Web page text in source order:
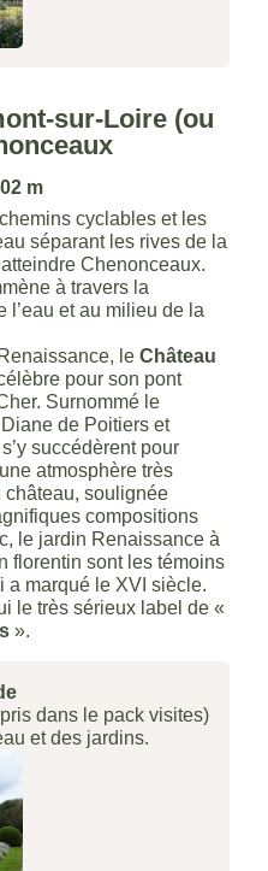
sur-Loire (ou
m
cyclables et les
séparant les rives de la
Chenonceaux.
à travers la
l’eau et au milieu de la
le Château
pour son pont
Surnommé le
de Poitiers et
succédèrent pour
atmosphère très
soulignée
compositions
le jardin Renaissance à
florentin sont les témoins
a marqué le XVI siècle.
le très sérieux label de «
».
dans le pack visites)
et des jardins.